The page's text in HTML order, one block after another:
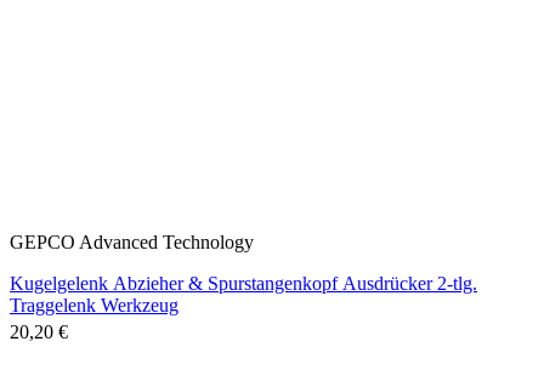
GEPCO Advanced Technology
Kugelgelenk Abzieher & Spurstangenkopf Ausdrücker 2-tlg.
Traggelenk Werkzeug
20,20 €